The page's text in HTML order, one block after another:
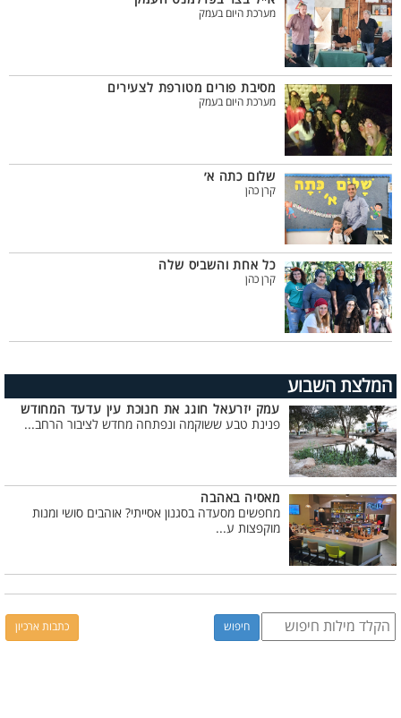
מערכת היום בעמק
מסיבת פורים מטורפת לצעירים
מערכת היום בעמק
שלום כתה א׳
קרן כהן
כל אחת והשביס שלה
קרן כהן
המלצת השבוע
עמק יזרעאל חוגג את חנוכת עין עדעד המחודש
פנינת טבע ששוקמה ונפתחה מחדש לציבור הרחב...
מאסיה באהבה
מחפשים מסעדה בסגנון אסייתי? אוהבים סושי ומנות
מוקפצות ע...
כתבות ארכיון